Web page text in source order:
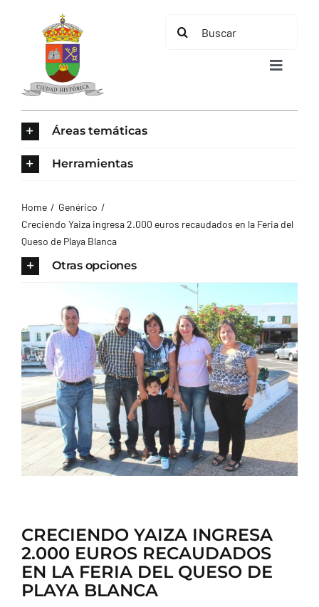
contenido
Buscar:
Toggle
AYUNTAMIENTO
CONTACTO
Áreas temáticas
Herramientas
Home
Genérico
Creciendo Yaiza ingresa 2.000 euros recaudados en la Feria del
Queso de Playa Blanca
Otras opciones
CRECIENDO YAIZA INGRESA
2.000 EUROS RECAUDADOS
EN LA FERIA DEL QUESO DE
PLAYA BLANCA